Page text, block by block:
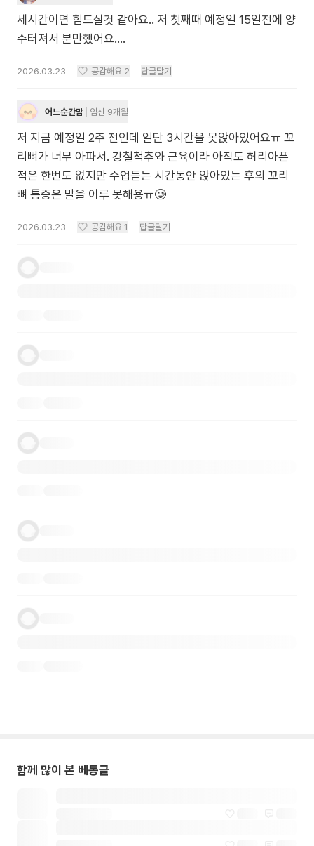
세시간이면 힘드실것 같아요.. 저 첫째때 예정일 15일전에 양
수터져서 분만했어요....
2026.03.23 공감해요 2 답글달기
어느순간맘 임신 9개월
저 지금 예정일 2주 전인데 일단 3시간을 못앉아있어요ㅠ 꼬
리뼈가 너무 아파서. 강철척추와 근육이라 아직도 허리아픈
적은 한번도 없지만 수업듣는 시간동안 앉아있는 후의 꼬리
뼈 통증은 말을 이루 못해용ㅠ🥲
2026.03.23 공감해요 1 답글달기
함께 많이 본 베동글